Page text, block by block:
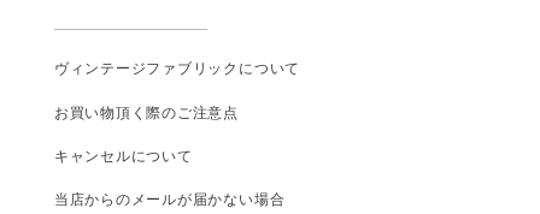
ヴィンテージファブリックについて
お買い物頂く際のご注意点
キャンセルについて
当店からのメールが届かない場合